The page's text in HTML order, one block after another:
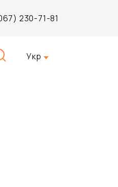
230-71-81
Укр